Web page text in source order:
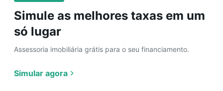
Simule as melhores taxas em um
só lugar
Assessoria imobiliária grátis para o seu financiamento.
Simular agora